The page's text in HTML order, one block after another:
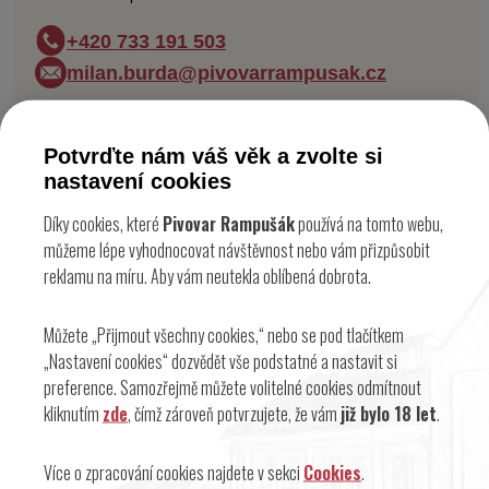
+420 733 191 503
milan.burda@pivovarrampusak.cz
domluva nemůže být
jednodušší
Máte zájem stát se naším partnerem? Není nic jednoduššího než
zvednout telefon nebo nám napsat e-mail.
Domluvíme se
veškerých důležitých informacích. Plácneme si.
Potvrďte nám váš věk a zvolte si
nastavení cookies
Díky cookies, které Pivovar Rampušákpoužívá na tomto webu,
můžeme lépe vyhodnocovat návštěvnost nebo vám přizpůsobit
reklamu na míru. Aby vám neutekla oblíbená dobrota.
Můžete „Přijmout všechny cookies,“ nebo se pod tlačítkem
„Nastavení cookies“ dozvědět vše podstatné a nastavit si
preference. Samozřejmě můžete volitelné cookies odmítnout
kliknutím zde, čímž zároveň potvrzujete, že vám již bylo 18 let.
Více o zpracování cookies najdete v sekci Cookies.